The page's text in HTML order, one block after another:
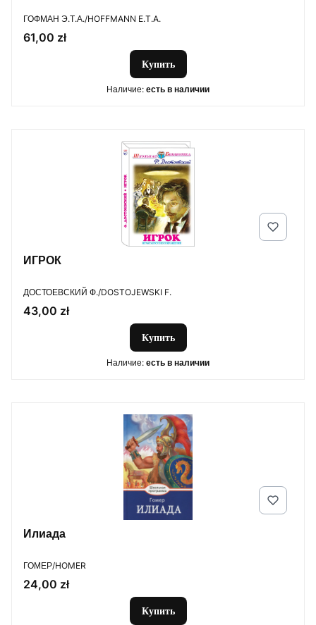
ПРОИЗВОДИТЕЛЬ
ГОФМАН Э.Т.А./HOFFMANN E.T.A.
Цена
61,00 zł
Купить
Наличие: есть в наличии
ИГРОК
ПРОИЗВОДИТЕЛЬ
ДОСТОЕВСКИЙ Ф./DOSTOJEWSKI F.
Цена
43,00 zł
Купить
Наличие: есть в наличии
Илиада
ПРОИЗВОДИТЕЛЬ
ГОМЕР/HOMER
Цена
24,00 zł
Купить